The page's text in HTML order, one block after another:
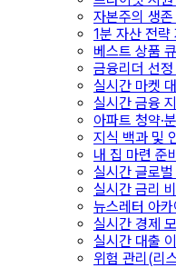
자본주의 생
1분 자산 전략
베스트 상품
금융리더 선정
실시간 마켓
실시간 금융
아파트 청약·
지식 백과 및
내 집 마련 준
실시간 글로
실시간 금리
뉴스레터 아
실시간 경제
실시간 대출
위험 관리(리